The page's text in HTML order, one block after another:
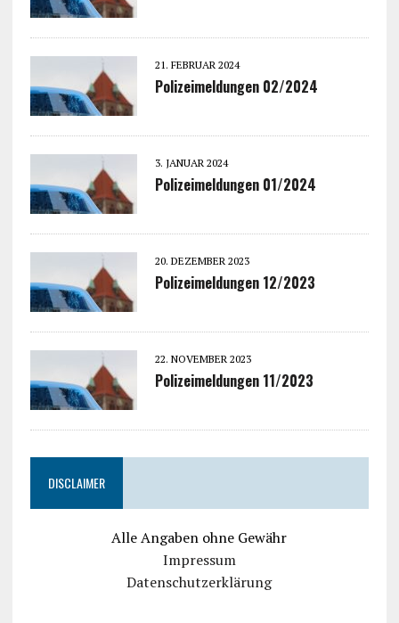
21. FEBRUAR 2024
Polizeimeldungen 02/2024
3. JANUAR 2024
Polizeimeldungen 01/2024
20. DEZEMBER 2023
Polizeimeldungen 12/2023
22. NOVEMBER 2023
Polizeimeldungen 11/2023
DISCLAIMER
Alle Angaben ohne Gewähr
Impressum
Datenschutzerklärung